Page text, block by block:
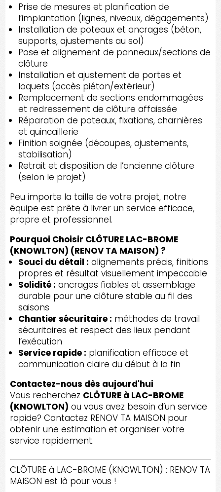
Prise de mesures et planification de
l’implantation (lignes, niveaux, dégagements)
Installation de poteaux et ancrages (béton,
supports, ajustements au sol)
Pose et alignement de panneaux/sections de
clôture
Installation et ajustement de portes et
loquets (accès piéton/extérieur)
Remplacement de sections endommagées
et redressement de clôture affaissée
Réparation de poteaux, fixations, charnières
et quincaillerie
Finition soignée (découpes, ajustements,
stabilisation)
Retrait et disposition de l’ancienne clôture
(selon le projet)
Peu importe la taille de votre projet, notre
équipe est prête à livrer un service efficace,
propre et professionnel.
Pourquoi Choisir CLÔTURE LAC-BROME
(KNOWLTON) (RENOV TA MAISON) ?
Souci du détail : alignements précis, finitions
propres et résultat visuellement impeccable
Solidité : ancrages fiables et assemblage
durable pour une clôture stable au fil des
saisons
Chantier sécuritaire : méthodes de travail
sécuritaires et respect des lieux pendant
l’exécution
Service rapide : planification efficace et
communication claire du début à la fin
Contactez-nous dès aujourd'hui
Vous recherchez CLÔTURE à LAC-BROME
(KNOWLTON) ou vous avez besoin d’un service
rapide? Contactez RENOV TA MAISON pour
obtenir une estimation et organiser votre
service rapidement.
CLÔTURE à LAC-BROME (KNOWLTON) : RENOV TA
MAISON est là pour vous !